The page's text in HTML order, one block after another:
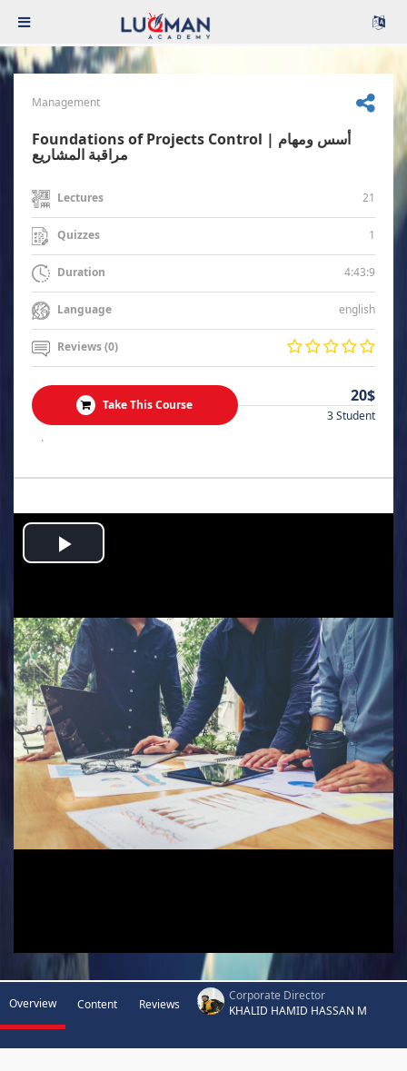
Management
Foundations of Projects Control | أسس ومهام
مراقبة المشاريع
Lectures 21
Quizzes 1
Duration 4:43:9
Language english
Reviews (0)
Take This Course 20$
3 Student
.
Play
Overview Content Reviews
Corporate Director
KHALID HAMID HASSAN M